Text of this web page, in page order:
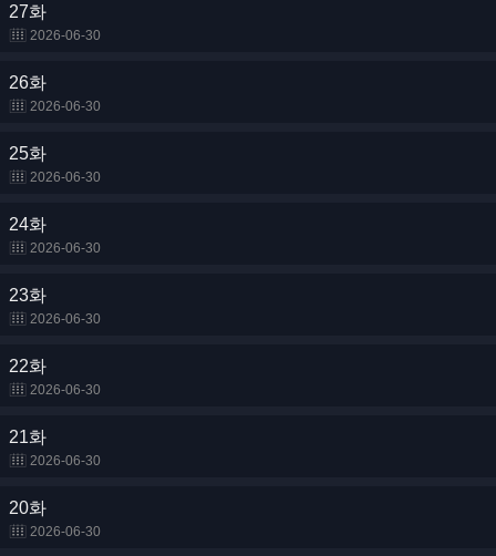
27화
2026-06-30
26화
2026-06-30
25화
2026-06-30
24화
2026-06-30
23화
2026-06-30
22화
2026-06-30
21화
2026-06-30
20화
2026-06-30